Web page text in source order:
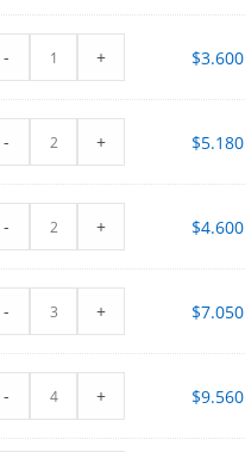
- + $3.600
- + $5.180
- + $4.600
- + $7.050
- + $9.560